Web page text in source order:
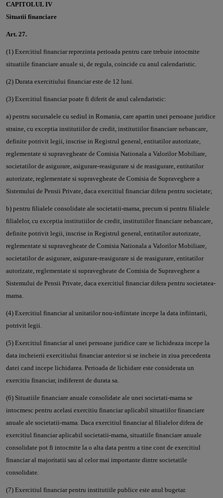
CAPITOLUL IV
Situatii financiare
Art. 27.
(1) Exercitiul financiar reprezinta perioada pentru care trebuie intocmite
situatiile financiare anuale si, de regula, coincide cu anul calendaristic.
(2) Durata exercitiului financiar este de 12 luni.
(3) Exercitiul financiar poate fi diferit de anul calendaristic:
a) pentru sucursalele cu sediul in Romania, care apartin unei persoane juridice
straine, cu exceptia institutiilor de credit, institutiilor financiare nebancare,
definite potrivit legii, inscrise in Registrul general, entitatilor autorizate,
reglementate si supravegheate de Comisia Nationala a Valorilor Mobiliare,
societatilor de asigurare, asigurare-reasigurare si de reasigurare, entitatilor
autorizate, reglementate si supravegheate de Comisia de Supraveghere a
Sistemului de Pensii Private, daca exercitiul financiar difera pentru societate;
b) pentru filialele consolidate ale societatii-mama, precum si pentru filialele
filialelor, cu exceptia institutiilor de credit, institutiilor financiare nebancare,
definite potrivit legii, inscrise in Registrul general, entitatilor autorizate,
reglementate si supravegheate de Comisia Nationala a Valorilor Mobiliare,
societatilor de asigurare, asigurare-reasigurare si de reasigurare, entitatilor
autorizate, reglementate si supravegheate de Comisia de Supraveghere a
Sistemului de Pensii Private, daca exercitiul financiar difera pentru societatea-
mama.
(4) Exercitiul financiar al unitatilor nou-infiintate incepe la data infiintarii,
potrivit legii.
(5) Exercitiul financiar al unei persoane juridice care se lichideaza incepe la
data incheierii exercitiului financiar anterior si se incheie in ziua precedenta
datei cand incepe lichidarea. Perioada de lichidare este considerata un
exercitiu financiar, indiferent de durata sa.
(6) Situatiile financiare anuale consolidate ale unei societati-mama se
intocmesc pentru acelasi exercitiu financiar aplicabil situatiilor financiare
anuale ale societatii-mama. Daca exercitiul financiar al filialelor difera de
exercitiul financiar aplicabil societatii-mama, situatiile financiare anuale
consolidate pot fi intocmite la o alta data pentru a tine cont de exercitiul
financiar al majoritatii sau al celor mai importante dintre societatile
consolidate.
(7) Exercitiul financiar pentru institutiile publice este anul bugetar.